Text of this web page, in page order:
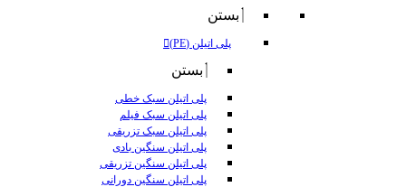
بستن
پلی اتیلن (PE)
بستن
پلی اتیلن سبک خطی
پلی اتیلن سبک فیلم
پلی اتیلن سبک تزریقی
پلی اتیلن سنگین بادی
پلی اتیلن سنگین تزریقی
پلی اتیلن سنگین دورانی